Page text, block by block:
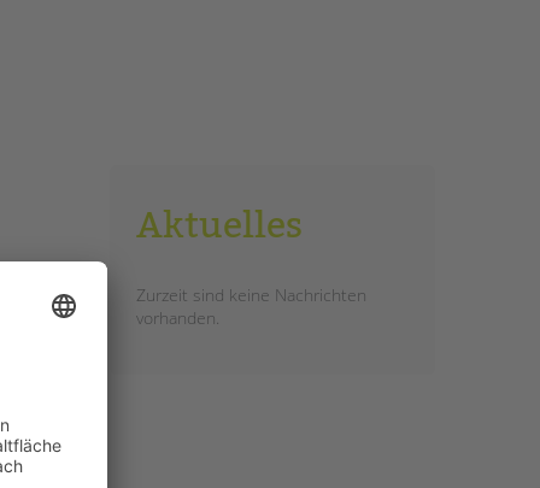
Aktuelles
Zurzeit sind keine Nachrichten
vorhanden.